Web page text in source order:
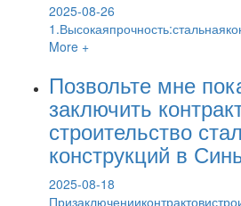
2025-08-26
More +
Позвольте мне
заключить
строительство
конструкций в
2025-08-18